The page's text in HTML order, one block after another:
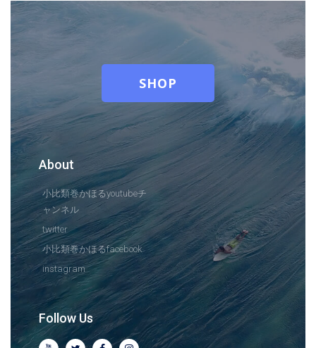
SHOP
About
小比類巻かほるyoutubeチ
ャンネル
twitter
小比類巻かほるfacebook
instagram
Follow Us